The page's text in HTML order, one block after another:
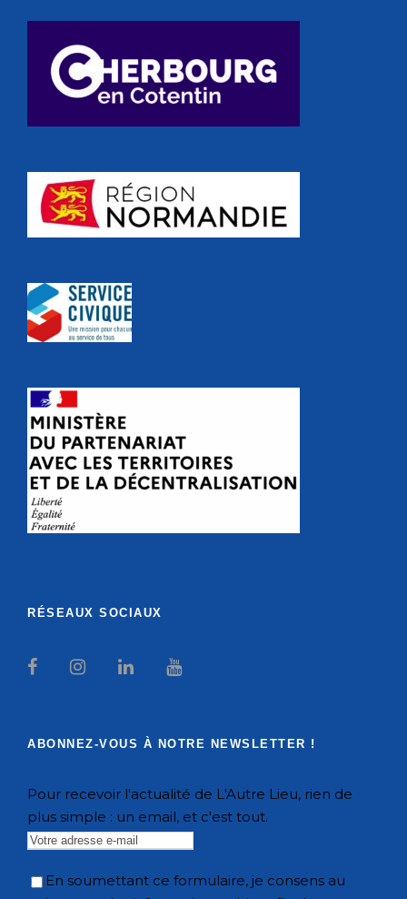
RÉSEAUX SOCIAUX
ABONNEZ-VOUS À NOTRE NEWSLETTER !
Pour recevoir l'actualité de L'Autre Lieu, rien de
plus simple : un email, et c'est tout.
En soumettant ce formulaire, je consens au